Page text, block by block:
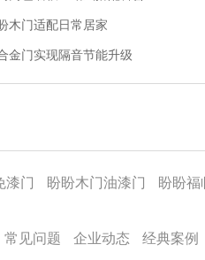
木门适配日常居家
金门实现隔音节能升级
漆门 盼盼木门油漆门 盼盼福
常见问题 企业动态 经典案例